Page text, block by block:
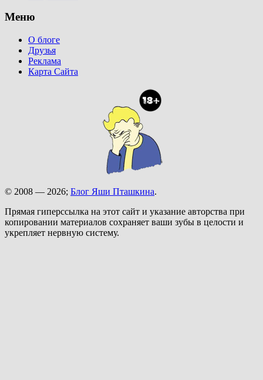
Меню
О блоге
Друзья
Реклама
Карта Сайта
© 2008 — 2026; Блог Яши Пташкина.
Прямая гиперссылка на этот сайт и указание авторства при
копировании материалов сохраняет ваши зубы в целости и
укрепляет нервную систему.